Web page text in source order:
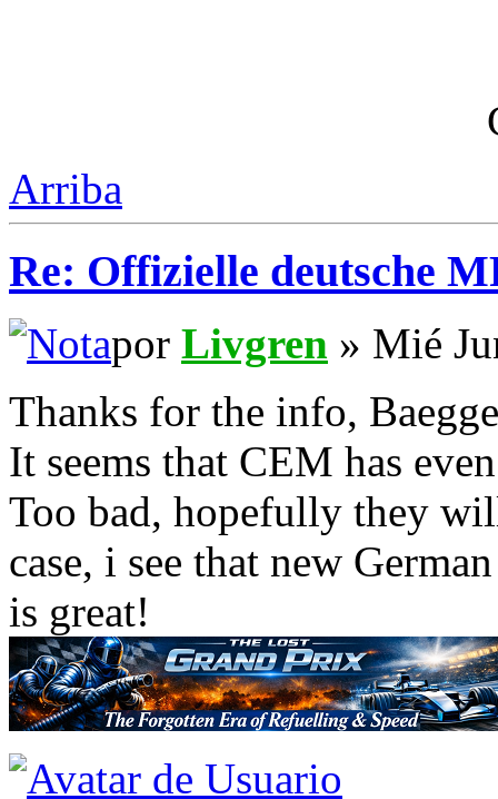
Arriba
Re: Offizielle deutsche
por Livgren » Mié
Thanks for the info,
It seems that CEM has
Too bad, hopefully they
case, i see that new
is great!